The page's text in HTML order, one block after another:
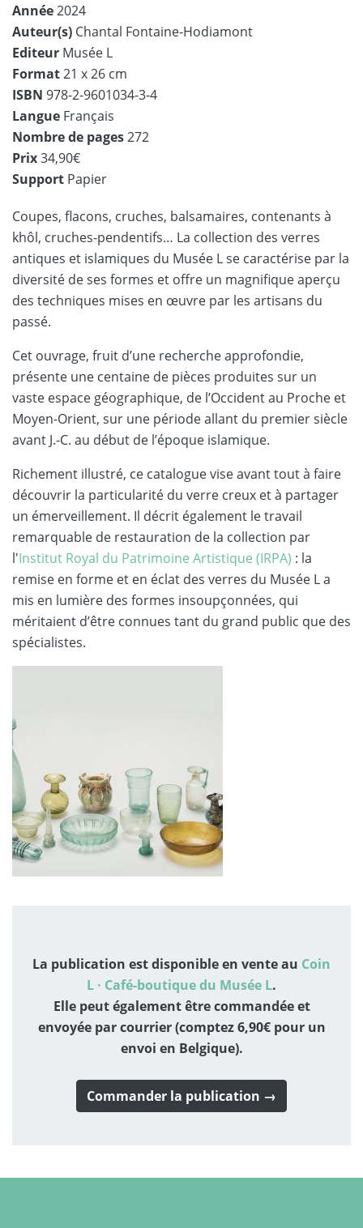
Année2024
Auteur(s) Chantal Fontaine-Hodiamont
Editeur Musée L
Format21 x 26 cm
ISBN 978-2-9601034-3-4
Langue Français
Nombre de pages272
Prix34,90€
Support Papier
Coupes, flacons, cruches, balsamaires, contenants à
khôl, cruches-pendentifs… La collection des verres
antiques et islamiques du Musée L se caractérise par la
diversité de ses formes et offre un magnifique aperçu
des techniques mises en œuvre par les artisans du
passé.
Cet ouvrage, fruit d’une recherche approfondie,
présente une centaine de pièces produites sur un
vaste espace géographique, de l’Occident au Proche et
Moyen-Orient, sur une période allant du premier siècle
avant J.-C. au début de l’époque islamique.
Richement illustré, ce catalogue vise avant tout à faire
découvrir la particularité du verre creux et à partager
un émerveillement. Il décrit également le travail
remarquable de restauration de la collection par
l'Institut Royal du Patrimoine Artistique (IRPA) : la
remise en forme et en éclat des verres du Musée L a
mis en lumière des formes insoupçonnées, qui
méritaient d’être connues tant du grand public que des
spécialistes.
La publication est disponible en vente au Coin
L · Café-boutique du Musée L.
Elle peut également être commandée et
envoyée par courrier (comptez 6,90€ pour un
envoi en Belgique).
Commander la publication →